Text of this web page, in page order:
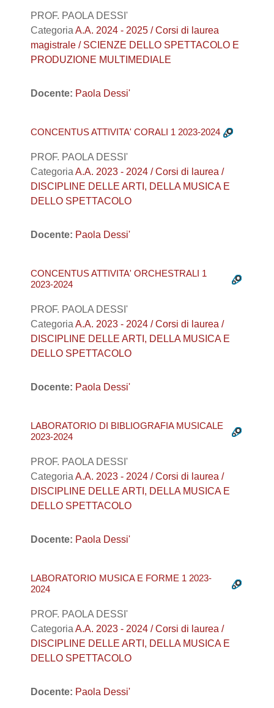
PROF. PAOLA DESSI'
Categoria A.A. 2024 - 2025 / Corsi di laurea
magistrale / SCIENZE DELLO SPETTACOLO E
PRODUZIONE MULTIMEDIALE
Docente: Paola Dessi'
CONCENTUS ATTIVITA' CORALI 1 2023-2024
PROF. PAOLA DESSI'
Categoria A.A. 2023 - 2024 / Corsi di laurea /
DISCIPLINE DELLE ARTI, DELLA MUSICA E
DELLO SPETTACOLO
Docente: Paola Dessi'
CONCENTUS ATTIVITA' ORCHESTRALI 1
2023-2024
PROF. PAOLA DESSI'
Categoria A.A. 2023 - 2024 / Corsi di laurea /
DISCIPLINE DELLE ARTI, DELLA MUSICA E
DELLO SPETTACOLO
Docente: Paola Dessi'
LABORATORIO DI BIBLIOGRAFIA MUSICALE
2023-2024
PROF. PAOLA DESSI'
Categoria A.A. 2023 - 2024 / Corsi di laurea /
DISCIPLINE DELLE ARTI, DELLA MUSICA E
DELLO SPETTACOLO
Docente: Paola Dessi'
LABORATORIO MUSICA E FORME 1 2023-
2024
PROF. PAOLA DESSI'
Categoria A.A. 2023 - 2024 / Corsi di laurea /
DISCIPLINE DELLE ARTI, DELLA MUSICA E
DELLO SPETTACOLO
Docente: Paola Dessi'